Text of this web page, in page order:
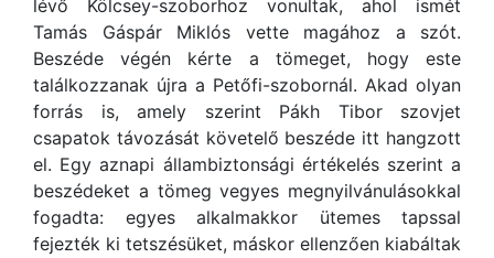
lévő Kölcsey-szoborhoz vonultak, ahol ismét
Tamás Gáspár Miklós vette magához a szót.
Beszéde végén kérte a tömeget, hogy este
találkozzanak újra a Petőfi-szobornál. Akad olyan
forrás is, amely szerint Pákh Tibor szovjet
csapatok távozását követelő beszéde itt hangzott
el. Egy aznapi állambiztonsági értékelés szerint a
beszédeket a tömeg vegyes megnyilvánulásokkal
fogadta: egyes alkalmakkor ütemes tapssal
fejezték ki tetszésüket, máskor ellenzően kiabáltak